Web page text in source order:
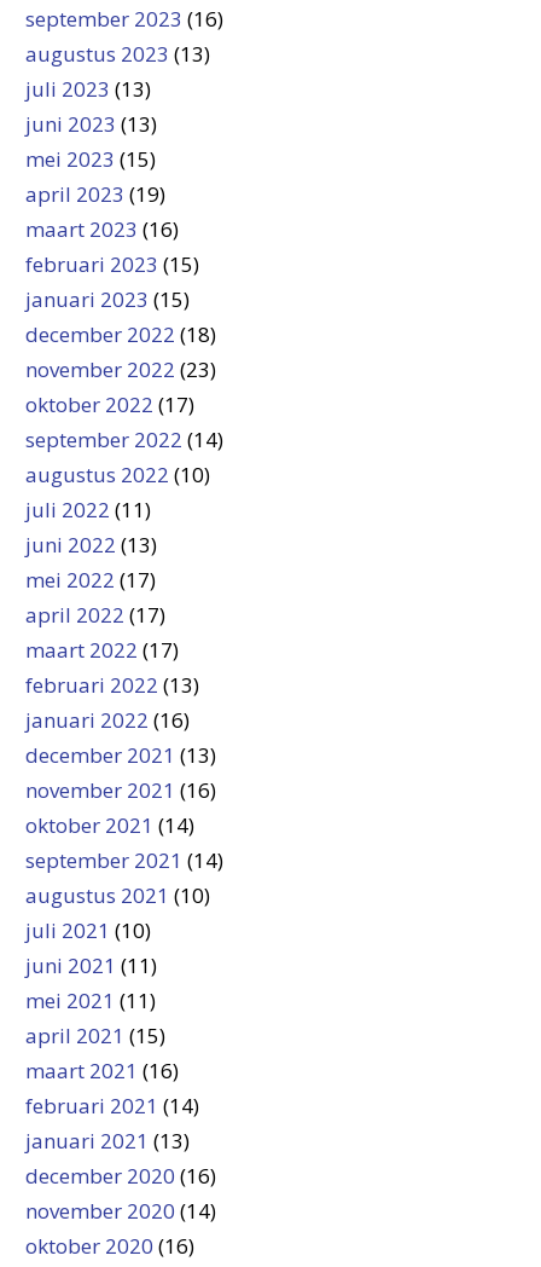
september 2023 (16)
augustus 2023 (13)
juli 2023 (13)
juni 2023 (13)
mei 2023 (15)
april 2023 (19)
maart 2023 (16)
februari 2023 (15)
januari 2023 (15)
december 2022 (18)
november 2022 (23)
oktober 2022 (17)
september 2022 (14)
augustus 2022 (10)
juli 2022 (11)
juni 2022 (13)
mei 2022 (17)
april 2022 (17)
maart 2022 (17)
februari 2022 (13)
januari 2022 (16)
december 2021 (13)
november 2021 (16)
oktober 2021 (14)
september 2021 (14)
augustus 2021 (10)
juli 2021 (10)
juni 2021 (11)
mei 2021 (11)
april 2021 (15)
maart 2021 (16)
februari 2021 (14)
januari 2021 (13)
december 2020 (16)
november 2020 (14)
oktober 2020 (16)